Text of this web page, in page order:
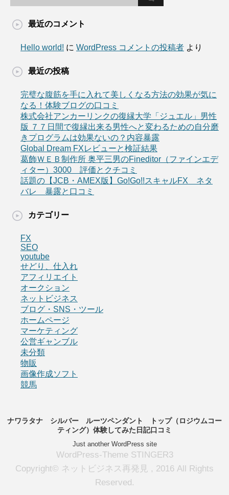
最近のコメント
Hello world! に WordPress コメントの投稿者 より
最近の投稿
完璧な腹筋を手に入れて美しくなる方法の効果が気に
なる！体験ブログの口コミ
株式会社アンカーリンクの復縁大学「ジュエル」男性
版 ７７日間で復縁出来る男性へと変わるための自分磨
きプログラムは効果ないの？内容暴露
Global Dream FXレビューと検証結果
葛飾ＷＥＢ制作所 奥平三男のFineditor（ファインエデ
ィター）3000 評価とクチコミ
話題の【JCB・AMEX版】Go!Go!!スキャルFX ネタ
バレ 暴露と口コミ
カテゴリー
FX
SEO
youtube
せどり、仕入れ
アフィリエイト
オークション
ネットビジネス
ブログ・SNS・ツール
ホームページ
マーケティング
公営ギャンブル
未分類
物販
画像作成ソフト
競馬
ナワラタナ シルバー ルーツペンダント トップ（ロジウムコー
ティング）体験してみた日記口コミ
Just another WordPress site
WordPress-Theme STINGER3
Copyright© ネットビジネス再発見 , 2016 All Rights
Reserved.